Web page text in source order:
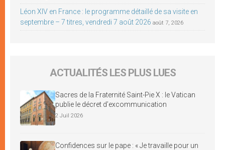
Léon XIV en France : le programme détaillé de sa visite en
septembre – 7 titres, vendredi 7 août 2026 août 7, 2026
ACTUALITÉS LES PLUS LUES
Sacres de la Fraternité Saint-Pie X : le Vatican
publie le décret d’excommunication
2 Juil 2026
Confidences sur le pape : « Je travaille pour un